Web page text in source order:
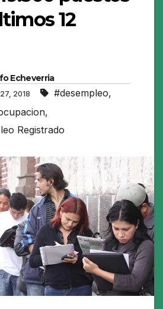
12
Echeverria
2018 #desempleo,
,
Registrado